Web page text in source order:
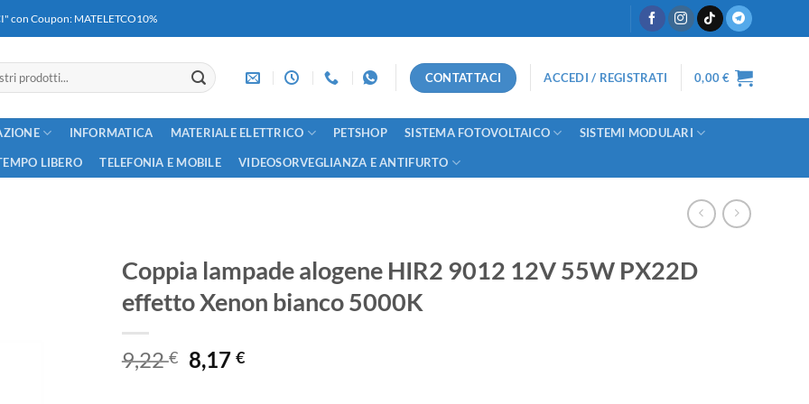
con Coupon: MATELETCO10%
CONTATTACI ACCEDI / REGISTRATI 0,00€
INFORMATICA MATERIALE ELETTRICO PETSHOP SISTEMA FOTOVOLTAICO SISTEMI MODULARI
LIBERO TELEFONIA E MOBILE VIDEOSORVEGLIANZA E ANTIFURTO
Coppia lampade alogene HIR2 9012 12V 55W PX22D
effetto Xenon bianco 5000K
9,22€ Il
prezzo
8,17€Il